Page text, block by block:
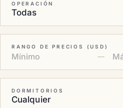
OPERACIÓN
RANGO DE PRECIOS (USD)
—
DORMITORIOS